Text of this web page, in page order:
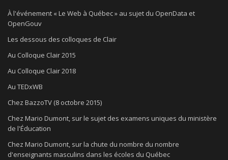
À l'événement « Le Web à Québec » au sujet du OpenData et
OpenGouv
Les dessous des colloques de Clair
Au Colloque Clair 2015
Au Colloque Clair 2018
Au TEDxWB
Chez BazzoTV (8 octobre 2015)
Chez Mario Dumont, sur le sujet des examens uniques du ministère
de l'Éducation
Chez Mario Dumont, sur la chute du nombre du nombre
d'enseignants masculins dans les écoles du Québec